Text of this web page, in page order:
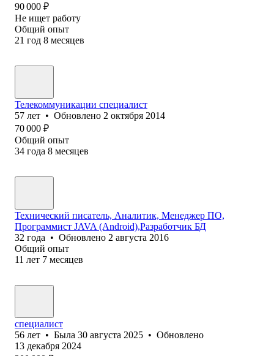
90 000 ₽
Не ищет работу
Общий опыт
21 год 8 месяцев
Телекоммуникации специалист
57 лет • Обновлено 2 октября 2014
70 000 ₽
Общий опыт
34 года 8 месяцев
Технический писатель, Аналитик, Менеджер ПО,
Программист JAVA (Android),Разработчик БД
32 года • Обновлено 2 августа 2016
Общий опыт
11 лет 7 месяцев
специалист
56 лет • Была 30 августа 2025 • Обновлено
13 декабря 2024